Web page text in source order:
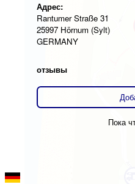
Адрес:
Rantumer Straße 31
25997 Hörnum (Sylt)
GERMANY
отзывы
Пока